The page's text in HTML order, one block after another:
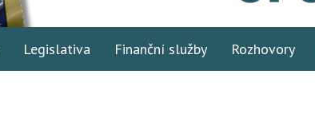
Legislativa Finanční služby Rozhovory